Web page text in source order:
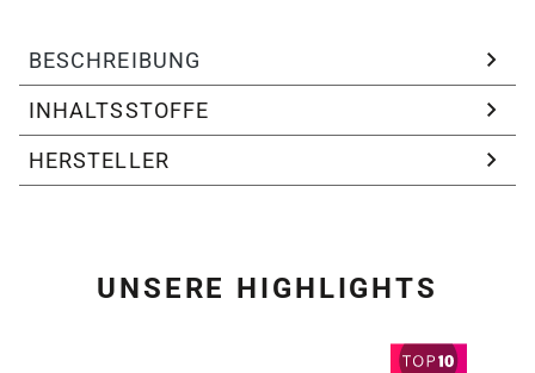
BESCHREIBUNG
INHALTSSTOFFE
HERSTELLER
UNSERE HIGHLIGHTS